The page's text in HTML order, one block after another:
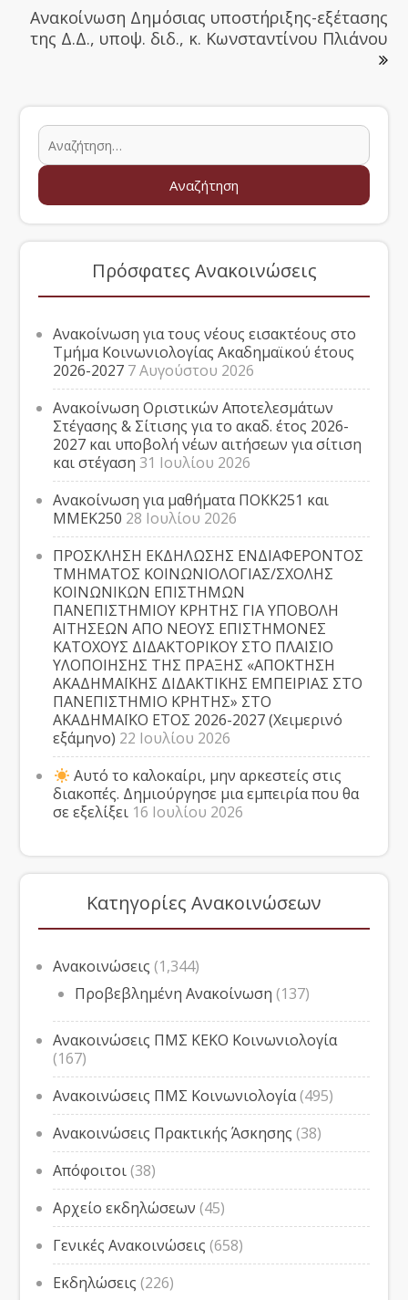
Ανακοίνωση Δημόσιας υποστήριξης-εξέτασης
της Δ.Δ., υποψ. διδ., κ. Κωνσταντίνου Πλιάνου
Πρόσφατες Ανακοινώσεις
Ανακοίνωση για τους νέους εισακτέους στο
Τμήμα Κοινωνιολογίας Ακαδημαϊκού έτους
2026-2027 7 Αυγούστου 2026
Ανακοίνωση Οριστικών Αποτελεσμάτων
Στέγασης & Σίτισης για το ακαδ. έτος 2026-
2027 και υποβολή νέων αιτήσεων για σίτιση
και στέγαση 31 Ιουλίου 2026
Ανακοίνωση για μαθήματα ΠΟΚΚ251 και
ΜΜΕΚ250 28 Ιουλίου 2026
ΠΡΟΣΚΛΗΣΗ ΕΚΔΗΛΩΣΗΣ ΕΝΔΙΑΦΕΡΟΝΤΟΣ
ΤΜΗΜΑΤΟΣ ΚΟΙΝΩΝΙΟΛΟΓΙΑΣ/ΣΧΟΛΗΣ
ΚΟΙΝΩΝΙΚΩΝ ΕΠΙΣΤΗΜΩΝ
ΠΑΝΕΠΙΣΤΗΜΙΟΥ ΚΡΗΤΗΣ ΓΙΑ ΥΠΟΒΟΛΗ
ΑΙΤΗΣΕΩΝ ΑΠΟ ΝΕΟΥΣ ΕΠΙΣΤΗΜΟΝΕΣ
ΚΑΤΟΧΟΥΣ ΔΙΔΑΚΤΟΡΙΚΟΥ ΣΤΟ ΠΛΑΙΣΙΟ
ΥΛΟΠΟΙΗΣΗΣ ΤΗΣ ΠΡΑΞΗΣ «ΑΠΟΚΤΗΣΗ
ΑΚΑΔΗΜΑΪΚΗΣ ΔΙΔΑΚΤΙΚΗΣ ΕΜΠΕΙΡΙΑΣ ΣΤΟ
ΠΑΝΕΠΙΣΤΗΜΙΟ ΚΡΗΤΗΣ» ΣΤΟ
ΑΚΑΔΗΜΑΪΚΟ ΕΤΟΣ 2026-2027 (Χειμερινό
εξάμηνο) 22 Ιουλίου 2026
Αυτό το καλοκαίρι, μην αρκεστείς στις
διακοπές. Δημιούργησε μια εμπειρία που θα
σε εξελίξει 16 Ιουλίου 2026
Κατηγορίες Ανακοινώσεων
Ανακοινώσεις (1,344)
Προβεβλημένη Ανακοίνωση (137)
Ανακοινώσεις ΠΜΣ ΚΕΚΟ Κοινωνιολογία
(167)
Ανακοινώσεις ΠΜΣ Κοινωνιολογία(495)
Ανακοινώσεις Πρακτικής Άσκησης (38)
Απόφοιτοι(38)
Αρχείο εκδηλώσεων (45)
Γενικές Ανακοινώσεις (658)
Εκδηλώσεις (226)